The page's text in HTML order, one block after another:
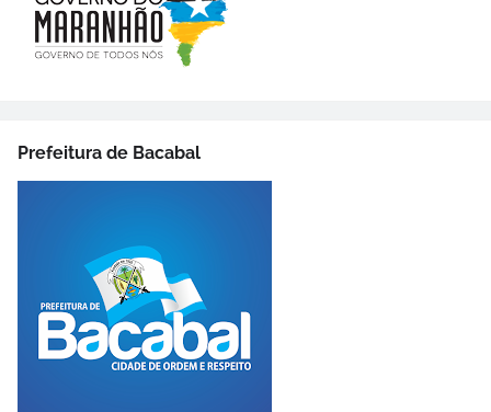
Prefeitura de Bacabal